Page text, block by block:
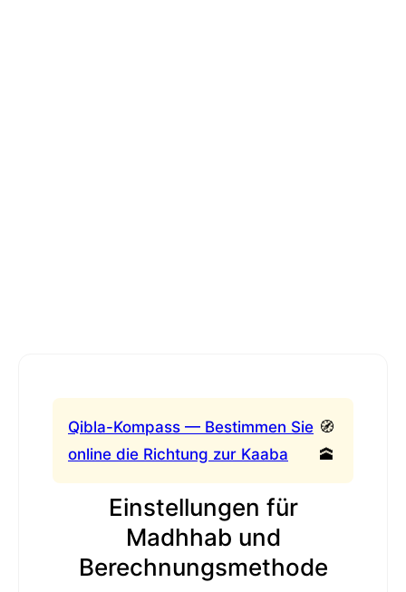
Qibla-Kompass — Bestimmen Sie
online die Richtung zur Kaaba
🧭
🕋
Einstellungen für
Madhhab und
Berechnungsmethode